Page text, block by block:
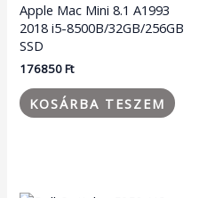
Apple Mac Mini 8.1 A1993
2018 i5-8500B/32GB/256GB
SSD
176850Ft
KOSÁRBA TESZEM